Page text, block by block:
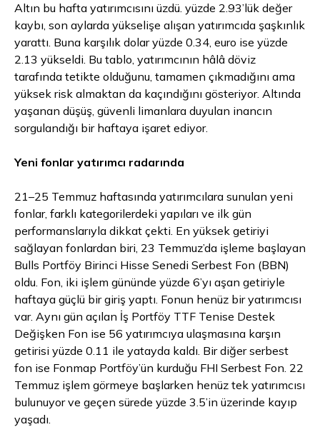
Altın bu hafta yatırımcısını üzdü. yüzde 2.93’lük değer
kaybı, son aylarda yükselişe alışan yatırımcıda şaşkınlık
yarattı. Buna karşılık dolar yüzde 0.34, euro ise yüzde
2.13 yükseldi. Bu tablo, yatırımcının hâlâ döviz
tarafında tetikte olduğunu, tamamen çıkmadığını ama
yüksek risk almaktan da kaçındığını gösteriyor. Altında
yaşanan düşüş, güvenli limanlara duyulan inancın
sorgulandığı bir haftaya işaret ediyor.
Yeni fonlar yatırımcı radarında
21–25 Temmuz haftasında yatırımcılara sunulan yeni
fonlar, farklı kategorilerdeki yapıları ve ilk gün
performanslarıyla dikkat çekti. En yüksek getiriyi
sağlayan fonlardan biri, 23 Temmuz’da işleme başlayan
Bulls Portföy Birinci Hisse Senedi Serbest Fon (BBN)
oldu. Fon, iki işlem gününde yüzde 6’yı aşan getiriyle
haftaya güçlü bir giriş yaptı. Fonun henüz bir yatırımcısı
var. Aynı gün açılan İş Portföy TTF Tenise Destek
Değişken Fon ise 56 yatırımcıya ulaşmasına karşın
getirisi yüzde 0.11 ile yatayda kaldı. Bir diğer serbest
fon ise Fonmap Portföy’ün kurduğu FHI Serbest Fon. 22
Temmuz işlem görmeye başlarken henüz tek yatırımcısı
bulunuyor ve geçen sürede yüzde 3.5’in üzerinde kayıp
yaşadı.